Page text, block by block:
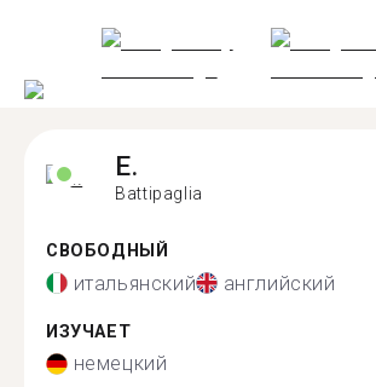
E.
Battipaglia
СВОБОДНЫЙ
итальянский английский
ИЗУЧАЕТ
немецкий